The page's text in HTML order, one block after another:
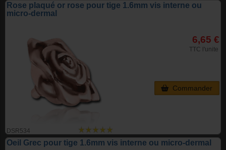
Rose plaqué or rose pour tige 1.6mm vis interne ou
micro-dermal
DSR534
6,65 €
TTC l'unite
Commander
Oeil Grec pour tige 1.6mm vis interne ou micro-dermal